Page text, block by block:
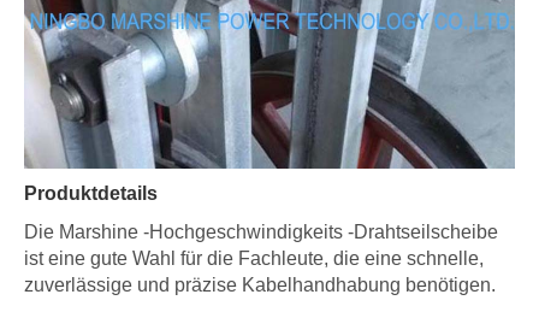
Produktdetails
Die Marshine -Hochgeschwindigkeits -Drahtseilscheibe
ist eine gute Wahl für die Fachleute, die eine schnelle,
zuverlässige und präzise Kabelhandhabung benötigen.